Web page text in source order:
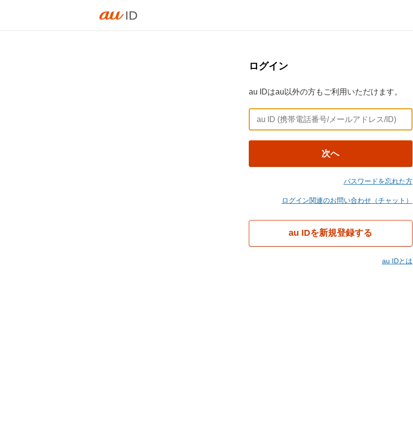
ログイン
au IDはau以外の方もご利用いただけます。
次へ
パスワードを忘れた方
ログイン関連のお問い合わせ（チャット）
au IDを新規登録する
au IDとは